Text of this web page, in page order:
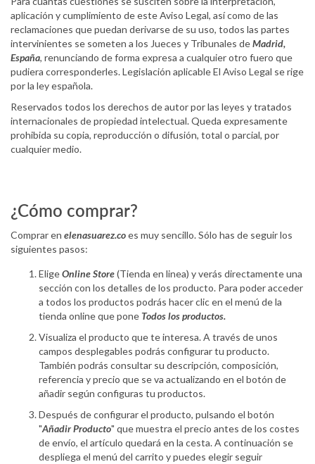
aplicación y cumplimiento de este Aviso Legal, así como de las
reclamaciones que puedan derivarse de su uso, todos las partes
intervinientes se someten a los Jueces y Tribunales deMadrid,
España, renunciando de forma expresa a cualquier otro fuero que
pudiera corresponderles. Legislación aplicable El Aviso Legal se rige
por la ley española.
Reservados todos los derechos de autor por las leyes y tratados
internacionales de propiedad intelectual. Queda expresamente
prohibida su copia, reproducción o difusión, total o parcial, por
cualquier medio.
¿Cómo comprar?
Comprar en elenasuarez.coes muy sencillo. Sólo has de seguir los
siguientes pasos:
EligeOnline Store(Tienda en linea) y verás directamente una
sección con los detalles de los producto. Para poder acceder
a todos los productos podrás hacer clic en el menú de la
tienda online que pone Todos los productos.
Visualiza el producto que te interesa. A través de unos
campos desplegables podrás configurar tu producto.
También podrás consultar su descripción, composición,
referencia y precio que se va actualizando en el botón de
añadir según configuras tu productos.
Después de configurar el producto, pulsando el botón
"Añadir Producto" que muestra el precio antes de los costes
de envío, el artículo quedará en la cesta. A continuación se
despliega el menú del carrito y puedes elegir seguir